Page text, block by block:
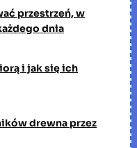
przestrzeń, w
dnia
i jak się ich
drewna przez